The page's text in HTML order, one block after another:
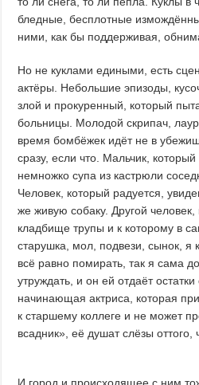
бледные, бесплотные
ними, как бы поддерживая,
Но не куклами едиными, есть
актёры. Небольшие эпизоды,
злой и прокуренный, который
больницы. Молодой скрипач,
время бомбёжек идёт не в
сразу, если что. Мальчик,
немножко супа из кастрюли
Человек, который радуется,
же живую собаку. Другой человек,
кладбище трупы и к которому в
старушка, мол, подвези, сынок, я
всё равно помирать, так я сама
утруждать, и он ей отдаёт
начинающая актриса, которая
к старшему коллеге и не может
всадник», её душат слёзы оттого,